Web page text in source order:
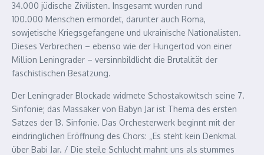
34.000 jüdische Zivilisten. Insgesamt wurden rund
100.000 Menschen ermordet, darunter auch Roma,
sowjetische Kriegsgefangene und ukrainische Nationalisten.
Dieses Verbrechen – ebenso wie der Hungertod von einer
Million Leningrader – versinnbildlicht die Brutalität der
faschistischen Besatzung.
Der Leningrader Blockade widmete Schostakowitsch seine 7.
Sinfonie; das Massaker von Babyn Jar ist Thema des ersten
Satzes der 13. Sinfonie. Das Orchesterwerk beginnt mit der
eindringlichen Eröffnung des Chors: „Es steht kein Denkmal
über Babi Jar. / Die steile Schlucht mahnt uns als stummes